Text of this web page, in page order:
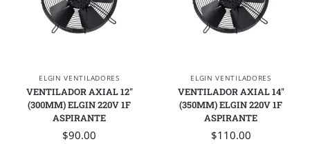
ELGIN VENTILADORES
VENTILADOR AXIAL 12″
(300MM) ELGIN 220V 1F
ASPIRANTE
$90.00
ELGIN VENTILADORES
VENTILADOR AXIAL 14″
(350MM) ELGIN 220V 1F
ASPIRANTE
$110.00